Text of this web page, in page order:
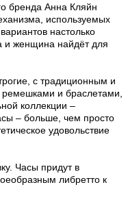
бренда Анна Кляйн
используемых
настолько
и женщина найдёт для
с традиционным и
и браслетами,
коллекции –
– больше, чем просто
удовольствие
Часы придут в
либретто к